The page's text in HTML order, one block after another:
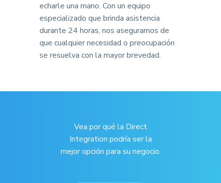
echarle una mano. Con un equipo
especializado que brinda asistencia
durante 24 horas, nos aseguramos de
que cualquier necesidad o preocupación
se resuelva con la mayor brevedad.
Vea por qué la Direct
Integration podría ser la
mejor opción para su negocio.